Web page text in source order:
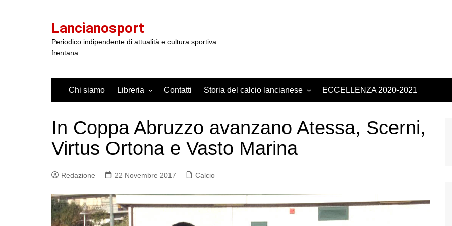
Lancianosport
Periodico indipendente di attualità e cultura sportiva
frentana
Chi siamo Libreria Contatti Storia del calcio lancianese ECCELLENZA 2020-2021
In Coppa Abruzzo avanzano Atessa, Scerni,
Virtus Ortona e Vasto Marina
Redazione 22 Novembre 2017 Calcio